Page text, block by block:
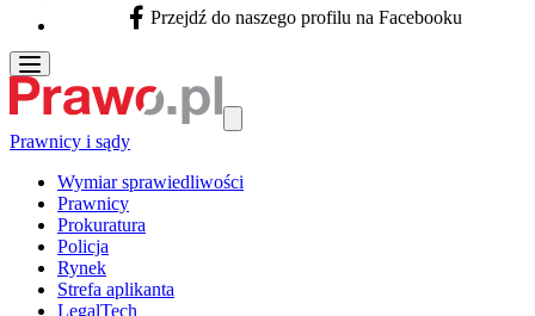
Facebook - otwiera się w nowej karcie
Przejdź do naszego profilu na Facebooku
Prawnicy i sądy
Wymiar sprawiedliwości
Prawnicy
Prokuratura
Policja
Rynek
Strefa aplikanta
LegalTech